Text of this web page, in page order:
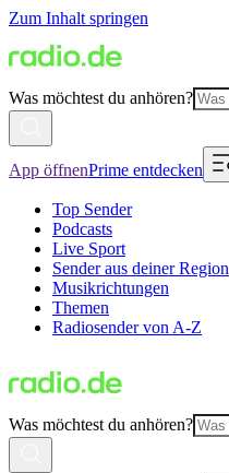
Zum Inhalt springen
Was möchtest du anhören?
App öffnenPrime entdecken
Top Sender
Podcasts
Live Sport
Sender aus deiner Region
Musikrichtungen
Themen
Radiosender von A-Z
Was möchtest du anhören?